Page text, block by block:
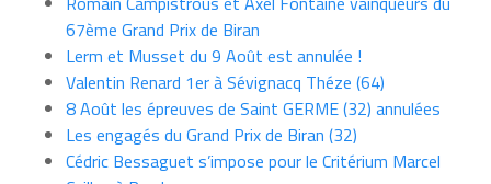
67ème Grand Prix de Biran
Lerm et Musset du 9 Août est annulée !
Valentin Renard 1er à Sévignacq Théze (64)
8 Août les épreuves de Saint GERME (32) annulées
Les engagés du Grand Prix de Biran (32)
Cédric Bessaguet s’impose pour le Critérium Marcel